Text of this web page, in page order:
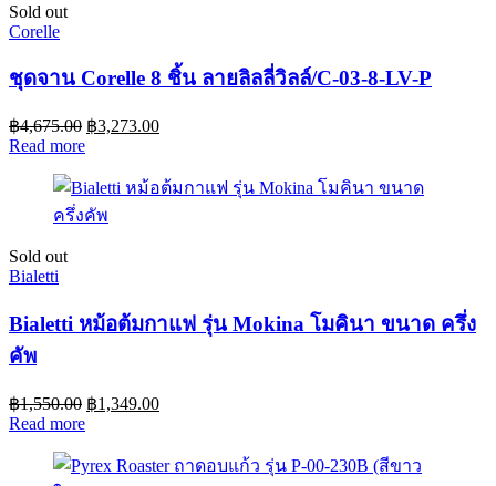
Sold out
Corelle
ชุดจาน Corelle 8 ชิ้น ลายลิลลี่วิลล์/C-03-8-LV-P
฿4,675.00 ฿3,273.00
Read more
Sold out
Bialetti
Bialetti หม้อต้มกาแฟ รุ่น Mokina โมคินา ขนาด ครึ่ง
คัพ
฿1,550.00 ฿1,349.00
Read more